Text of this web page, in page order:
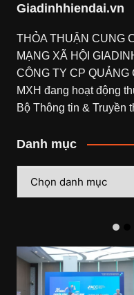
Giadinhhiendai.vn
THỎA THUẬN CUNG
MẠNG XÃ HỘI
CÔNG TY CP QUẢNG
MXH đang hoạt động
Bộ Thông tin & Truyền
Danh mục
mục